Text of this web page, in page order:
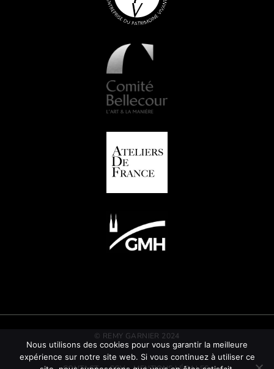
© REMY GARNIER 2024
Nous utilisons des cookies pour vous garantir la meilleure
expérience sur notre site web. Si vous continuez à utiliser ce